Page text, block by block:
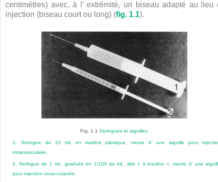
centimètres) avec, à l’ extrémité, un biseau adapté au lieu
injection (biseau court ou long) (fig. 1.1).
Fig. 1.1 Seringues et aiguilles.
1. Seringue de 10 mL en matière plastique, munie d’ une aiguille pour
intramusculaire.
2. Seringue de 1 mL, graduée en 1/100 de mL, dite « à insuline », munie d’ une
pour injection sous-cutanée.